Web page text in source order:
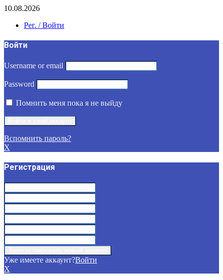
10.08.2026
Рег. / Войти
Войти
Username or email
Password
Помнить меня пока я не выйду
Вспомнить пароль?
X
Регистрация
Уже имеете аккаунт?Войти
X